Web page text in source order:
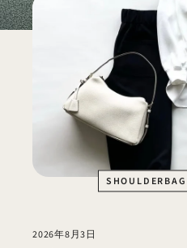
SHOULDERBAG
2026年8月3日